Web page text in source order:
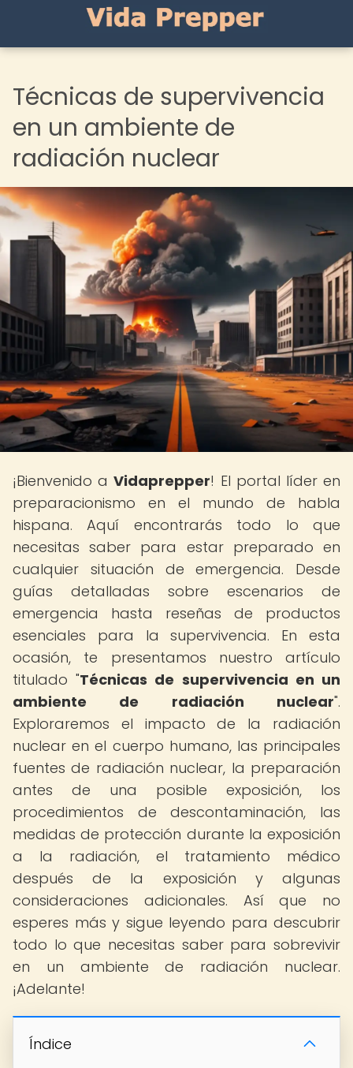
Técnicas de supervivencia
en un ambiente de
radiación nuclear
¡Bienvenido aVidaprepper! El portal líder en
preparacionismo en el mundo de habla
hispana. Aquí encontrarás todo lo que
necesitas saber para estar preparado en
cualquier situación de emergencia. Desde
guías detalladas sobre escenarios de
emergencia hasta reseñas de productos
esenciales para la supervivencia. En esta
ocasión, te presentamos nuestro artículo
titulado "Técnicas de supervivencia en un
ambiente de radiación nuclear".
Exploraremos el impacto de la radiación
nuclear en el cuerpo humano, las principales
fuentes de radiación nuclear, la preparación
antes de una posible exposición, los
procedimientos de descontaminación, las
medidas de protección durante la exposición
a la radiación, el tratamiento médico
después de la exposición y algunas
consideraciones adicionales. Así que no
esperes más y sigue leyendo para descubrir
todo lo que necesitas saber para sobrevivir
en un ambiente de radiación nuclear.
¡Adelante!
Índice